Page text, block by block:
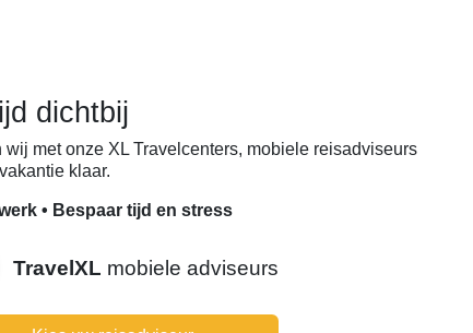
dichtbij
met onze XL Travelcenters, mobiele reisadviseurs
klaar.
• Bespaar tijd en stress
TravelXL mobiele adviseurs